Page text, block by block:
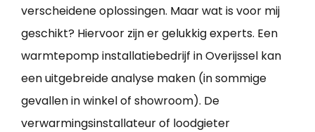
verscheidene oplossingen. Maar wat is voor mij
geschikt? Hiervoor zijn er gelukkig experts. Een
warmtepomp installatiebedrijf in Overijssel kan
een uitgebreide analyse maken (in sommige
gevallen in winkel of showroom). De
verwarmingsinstallateur of loodgieter